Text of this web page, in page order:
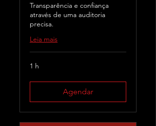
Transparência e confiança
através de uma auditoria
precisa.
Leia mais
1 h
Agendar